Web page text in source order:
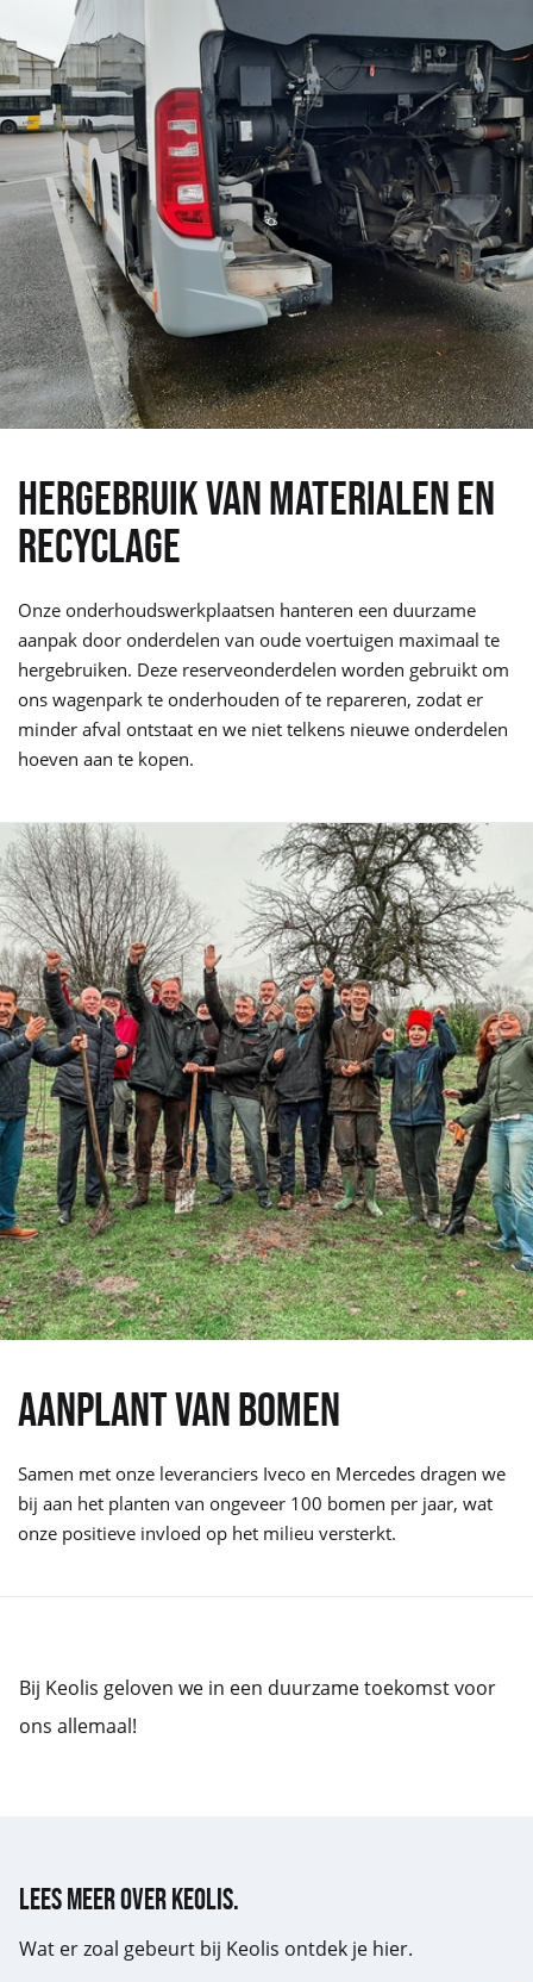
HERGEBRUIK VAN MATERIALEN EN
RECYCLAGE
Onze onderhoudswerkplaatsen hanteren een duurzame
aanpak door onderdelen van oude voertuigen maximaal te
hergebruiken. Deze reserveonderdelen worden gebruikt om
ons wagenpark te onderhouden of te repareren, zodat er
minder afval ontstaat en we niet telkens nieuwe onderdelen
hoeven aan te kopen.
AANPLANT VAN BOMEN
Samen met onze leveranciers Iveco en Mercedes dragen we
bij aan het planten van ongeveer 100 bomen per jaar, wat
onze positieve invloed op het milieu versterkt.
Bij Keolis geloven we in een duurzame toekomst voor
ons allemaal!
Lees meer over Keolis.
Wat er zoal gebeurt bij Keolis ontdek je hier.